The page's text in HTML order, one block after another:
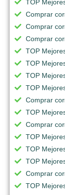
TOP
Comprar
Comprar
Comprar
TOP
TOP
TOP
TOP
Comprar
TOP
Comprar
TOP
TOP
TOP
Comprar
TOP